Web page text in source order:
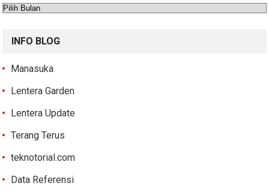
Arsip
INFO BLOG
Manasuka
Lentera Garden
Lentera Update
Terang Terus
teknotorial.com
Data Referensi